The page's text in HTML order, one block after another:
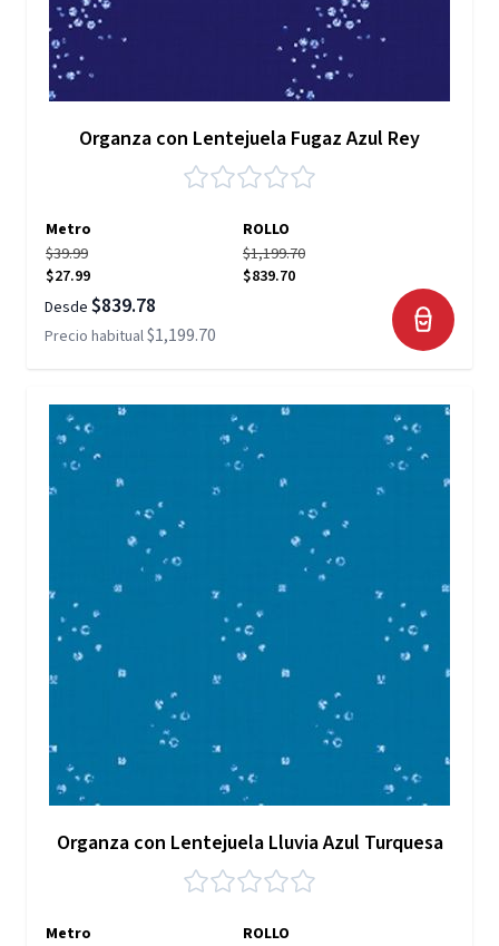
Organza con Lentejuela Fugaz Azul Rey
Metro
ROLLO
$39.99
$27.99
$1,199.70
$839.70
Desde $839.78
Precio habitual$1,199.70
Organza con Lentejuela Lluvia Azul Turquesa
Metro
ROLLO